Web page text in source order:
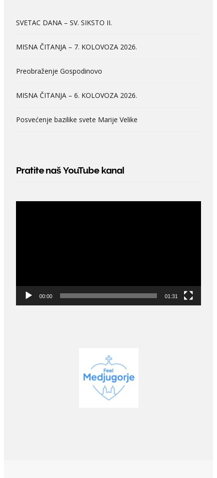
SVETAC DANA – SV. SIKSTO II.
MISNA ČITANJA – 7. KOLOVOZA 2026.
Preobraženje Gospodinovo
MISNA ČITANJA – 6. KOLOVOZA 2026.
Posvećenje bazilike svete Marije Velike
Pratite naš YouTube kanal
00:00 01:31